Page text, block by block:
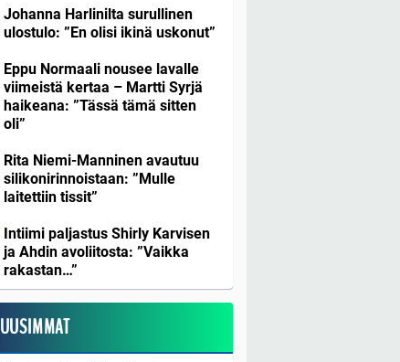
Johanna Harlinilta surullinen
ulostulo: ”En olisi ikinä uskonut”
Eppu Normaali nousee lavalle
viimeistä kertaa – Martti Syrjä
haikeana: ”Tässä tämä sitten
oli”
Rita Niemi-Manninen avautuu
silikonirinnoistaan: ”Mulle
laitettiin tissit”
Intiimi paljastus Shirly Karvisen
ja Ahdin avoliitosta: ”Vaikka
rakastan…”
UUSIMMAT